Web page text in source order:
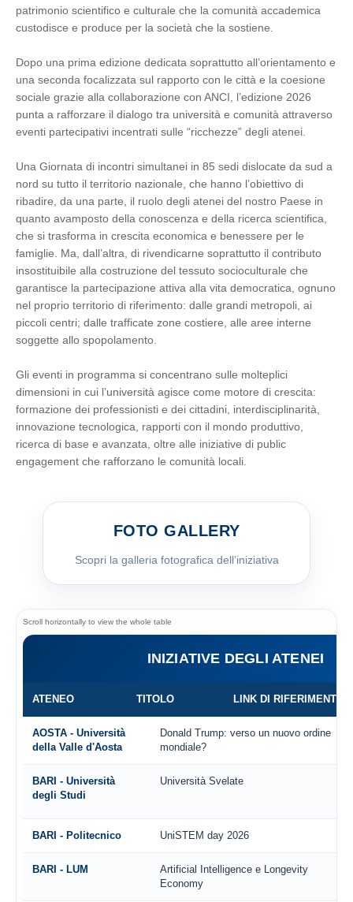
patrimonio scientifico e culturale che la comunità accademica
custodisce e produce per la società che la sostiene.
Dopo una prima edizione dedicata soprattutto all’orientamento e
una seconda focalizzata sul rapporto con le città e la coesione
sociale grazie alla collaborazione con ANCI, l’edizione 2026
punta a rafforzare il dialogo tra università e comunità attraverso
eventi partecipativi incentrati sulle “ricchezze” degli atenei.
Una Giornata di incontri simultanei in 85 sedi dislocate da sud a
nord su tutto il territorio nazionale, che hanno l’obiettivo di
ribadire, da una parte, il ruolo degli atenei del nostro Paese in
quanto avamposto della conoscenza e della ricerca scientifica,
che si trasforma in crescita economica e benessere per le
famiglie. Ma, dall’altra, di rivendicarne soprattutto il contributo
insostituibile alla costruzione del tessuto socioculturale che
garantisce la partecipazione attiva alla vita democratica, ognuno
nel proprio territorio di riferimento: dalle grandi metropoli, ai
piccoli centri; dalle trafficate zone costiere, alle aree interne
soggette allo spopolamento.
Gli eventi in programma si concentrano sulle molteplici
dimensioni in cui l’università agisce come motore di crescita:
formazione dei professionisti e dei cittadini, interdisciplinarità,
innovazione tecnologica, rapporti con il mondo produttivo,
ricerca di base e avanzata, oltre alle iniziative di public
engagement che rafforzano le comunità locali.
FOTO GALLERY
Scopri la galleria fotografica dell’iniziativa
INIZIATIVE DEGLI ATENEI
ATENEO TITOLO LINK DI RIFERIMENTO
AOSTA - Università
della Valle d'Aosta
Donald Trump: verso un nuovo ordine
mondiale?
BARI - Università
degli Studi
Università Svelate
BARI - Politecnico UniSTEM day 2026
BARI - LUM
Artificial Intelligence e Longevity
Economy